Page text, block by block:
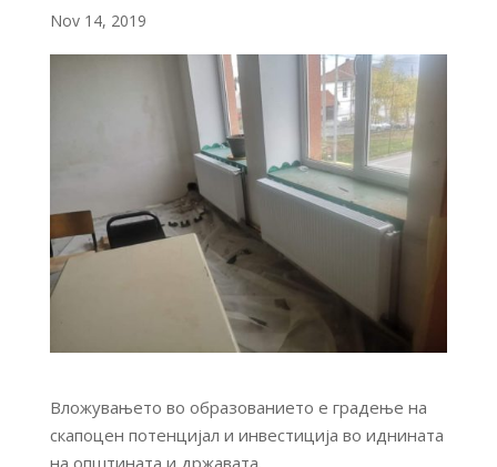
Nov 14, 2019
Вложувањето во образованието е градење на
скапоцен потенцијал и инвестиција во иднината
на општината и државата.